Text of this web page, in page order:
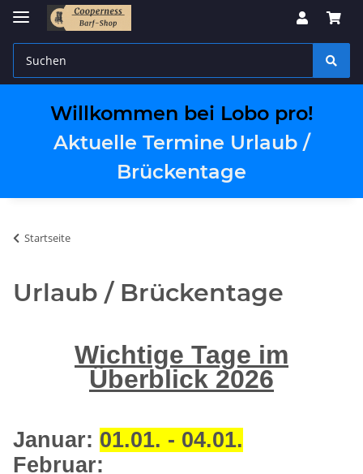
Willkommen bei Lobo pro!
Aktuelle Termine Urlaub /
Brückentage
Startseite
Urlaub / Brückentage
Wichtige Tage im
Überblick 2026
Januar: 01.01. - 04.01.
Februar: